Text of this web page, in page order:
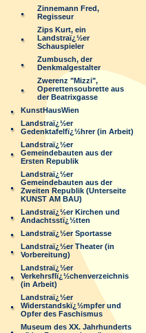
Zinnemann Fred,
Regisseur
Zips Kurt, ein
Landstraï¿½er
Schauspieler
Zumbusch, der
Denkmalgestalter
Zwerenz "Mizzi",
Operettensoubrette aus
der Beatrixgasse
KunstHausWien
Landstraï¿½er
Gedenktafelfï¿½hrer (in Arbeit)
Landstraï¿½er
Gemeindebauten aus der
Ersten Republik
Landstraï¿½er
Gemeindebauten aus der
Zweiten Republik (Unterseite
KUNST AM BAU)
Landstraï¿½er Kirchen und
Andachtsstï¿½tten
Landstraï¿½er Sportasse
Landstraï¿½er Theater (in
Vorbereitung)
Landstraï¿½er
Verkehrsflï¿½chenverzeichnis
(in Arbeit)
Landstraï¿½er
Widerstandskï¿½mpfer und
Opfer des Faschismus
Museum des XX. Jahrhunderts